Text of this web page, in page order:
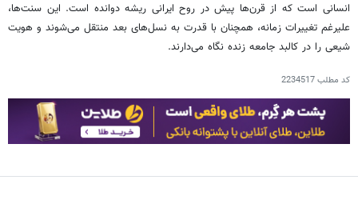
انسانی است که از قرن‌ها پیش در روح ایرانی ریشه دوانده است. این سنت‌ها،
علیرغم تغییرات زمانه، همچنان با قدرت به نسل‌های بعد منتقل می‌شوند و هویت
شیعی را در کالبد جامعه زنده نگاه می‌دارند.
کد مطلب2234517